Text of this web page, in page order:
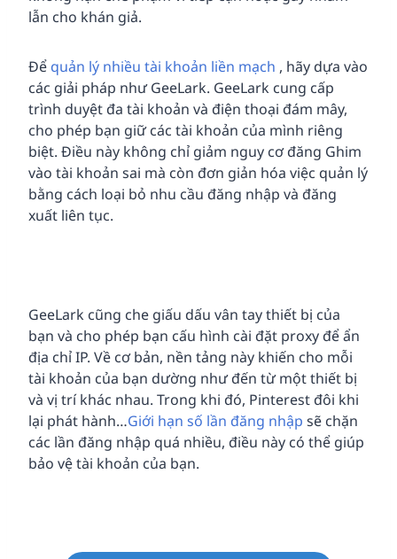
lẫn cho khán giả.
Để quản lý nhiều tài khoản liền mạch , hãy dựa vào
các giải pháp như GeeLark. GeeLark cung cấp
trình duyệt đa tài khoản và điện thoại đám mây,
cho phép bạn giữ các tài khoản của mình riêng
biệt. Điều này không chỉ giảm nguy cơ đăng Ghim
vào tài khoản sai mà còn đơn giản hóa việc quản lý
bằng cách loại bỏ nhu cầu đăng nhập và đăng
xuất liên tục.
GeeLark cũng che giấu dấu vân tay thiết bị của
bạn và cho phép bạn cấu hình cài đặt proxy để ẩn
địa chỉ IP. Về cơ bản, nền tảng này khiến cho mỗi
tài khoản của bạn dường như đến từ một thiết bị
và vị trí khác nhau. Trong khi đó, Pinterest đôi khi
lại phát hành…Giới hạn số lần đăng nhập sẽ chặn
các lần đăng nhập quá nhiều, điều này có thể giúp
bảo vệ tài khoản của bạn.